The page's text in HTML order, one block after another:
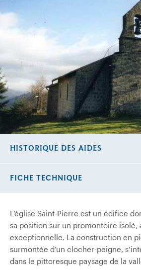
L’église Saint-Pierre est un édifice
sa position sur un promontoire isolé,
exceptionnelle. La construction en
surmontée d’un clocher-peigne,
dans le pittoresque paysage de la
HISTORIQUE DES AIDES
FICHE TECHNIQUE